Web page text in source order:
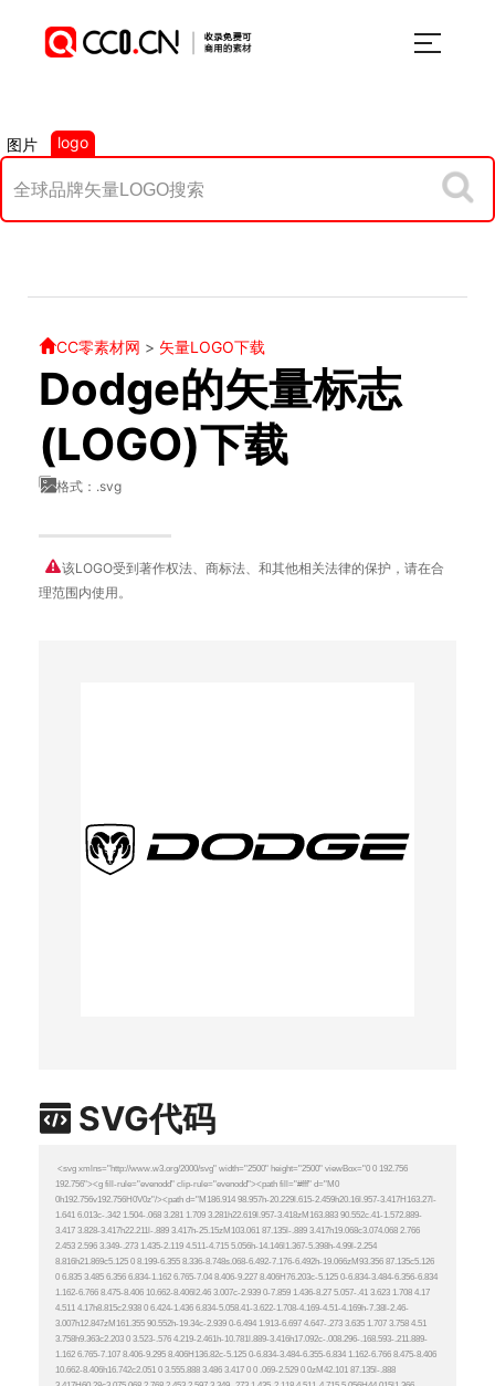
图片 logo
CC零素材网 > 矢量LOGO下载
Dodge的矢量标志
(LOGO)下载
格式：.svg
该LOGO受到著作权法、商标法、和其他相关法律的保护，请在合
理范围内使用。
SVG代码